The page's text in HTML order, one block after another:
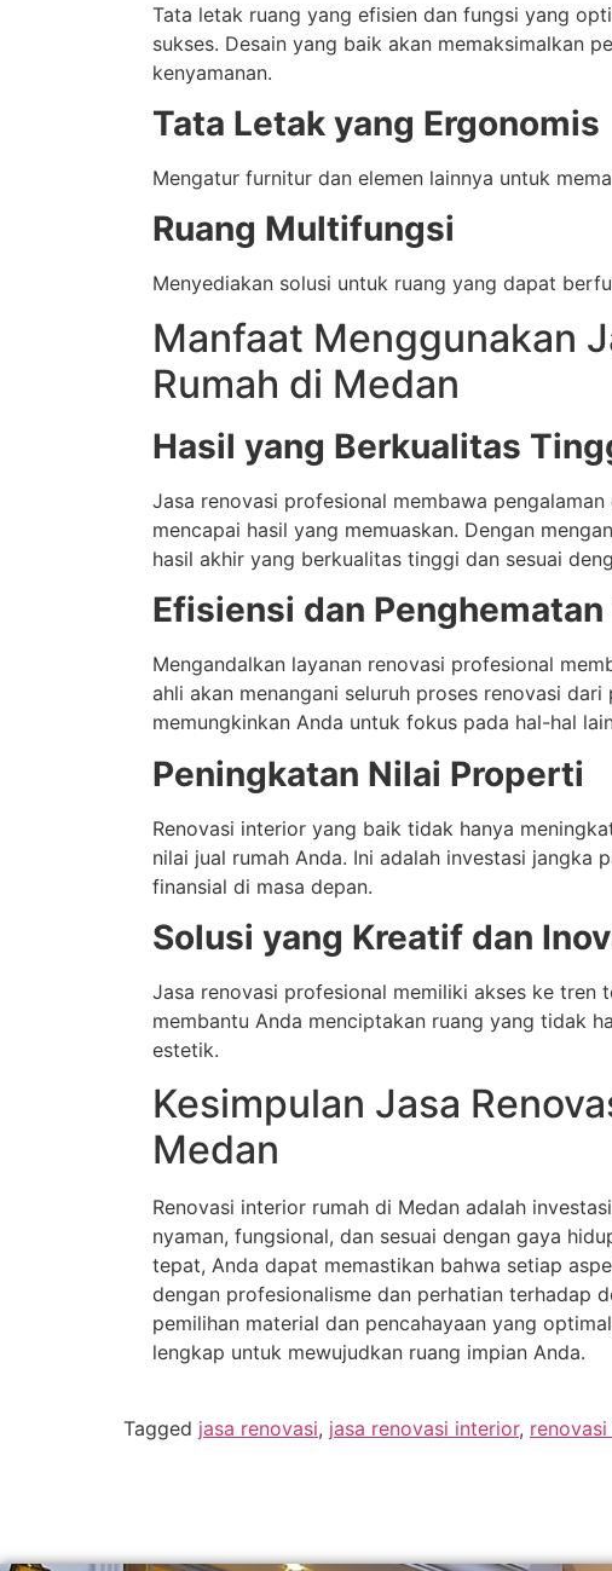
Tata letak ruang yang efisien dan fungsi yang
sukses. Desain yang baik akan memaksimalkan
kenyamanan.
Tata Letak yang Ergonomis
Mengatur furnitur dan elemen lainnya untuk
Ruang Multifungsi
Menyediakan solusi untuk ruang yang dapat
Manfaat Menggunakan
Rumah di Medan
Hasil yang Berkualitas
Jasa renovasi profesional membawa
mencapai hasil yang memuaskan. Dengan
hasil akhir yang berkualitas tinggi dan sesuai
Efisiensi dan Penghematan
Mengandalkan layanan renovasi profesional
ahli akan menangani seluruh proses renovasi dari
memungkinkan Anda untuk fokus pada hal-hal
Peningkatan Nilai Properti
Renovasi interior yang baik tidak hanya
nilai jual rumah Anda. Ini adalah investasi jangka
finansial di masa depan.
Solusi yang Kreatif dan
Jasa renovasi profesional memiliki akses ke tren
membantu Anda menciptakan ruang yang tidak
estetik.
Kesimpulan Jasa
Medan
Renovasi interior rumah di Medan adalah
nyaman, fungsional, dan sesuai dengan gaya
tepat, Anda dapat memastikan bahwa setiap
dengan profesionalisme dan perhatian terhadap
pemilihan material dan pencahayaan yang
lengkap untuk mewujudkan ruang impian Anda.
Tagged jasa renovasi, jasa renovasi interior,